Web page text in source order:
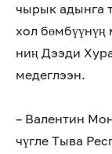
чырык адынга
хол
ниң Дээди
медеглээн.
– Валентин
чүгле Тыва